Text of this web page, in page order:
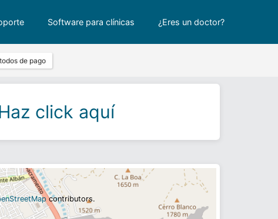
Software para clínicas ¿Eres un doctor?
de pago
click aquí
contributors.